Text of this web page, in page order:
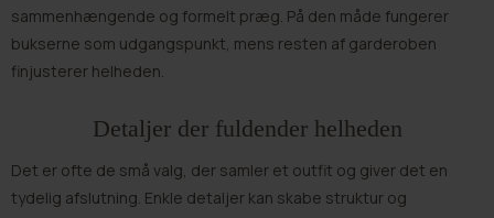
sammenhængende og formelt præg. På den måde fungerer
bukserne som udgangspunkt, mens resten af garderoben
finjusterer helheden.
Detaljer der fuldender helheden
Det er ofte de små valg, der samler et outfit og giver det en
tydelig afslutning. Enkle detaljer kan skabe struktur og